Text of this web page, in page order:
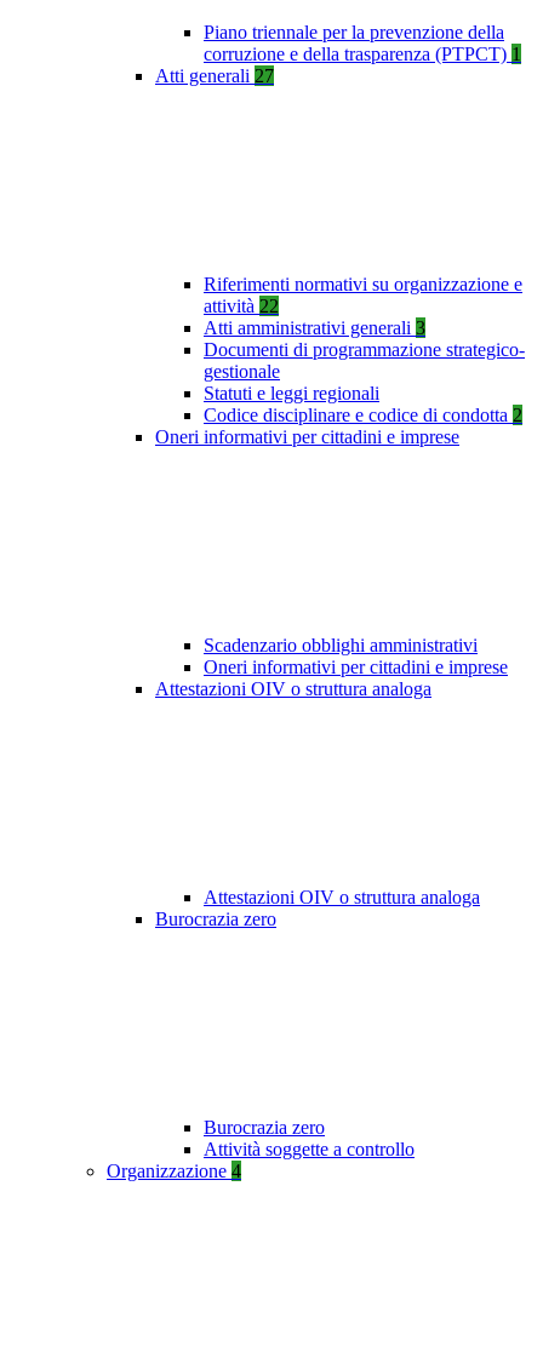
Piano triennale per la prevenzione della
corruzione e della trasparenza (PTPCT) 1
Atti generali 27
Riferimenti normativi su organizzazione e
attività 22
Atti amministrativi generali 3
Documenti di programmazione strategico-
gestionale
Statuti e leggi regionali
Codice disciplinare e codice di condotta 2
Oneri informativi per cittadini e imprese
Scadenzario obblighi amministrativi
Oneri informativi per cittadini e imprese
Attestazioni OIV o struttura analoga
Attestazioni OIV o struttura analoga
Burocrazia zero
Burocrazia zero
Attività soggette a controllo
Organizzazione 4